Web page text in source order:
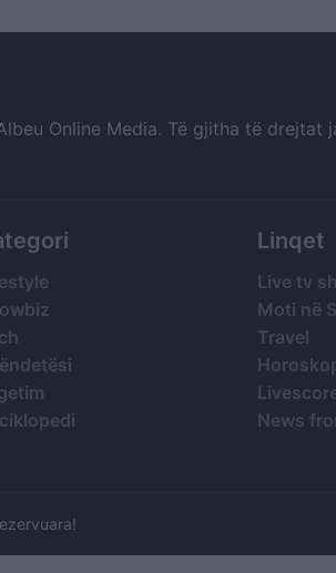
Online Media. Të gjitha të drejtat
Linqet
Live tv
Moti në
Travel
News